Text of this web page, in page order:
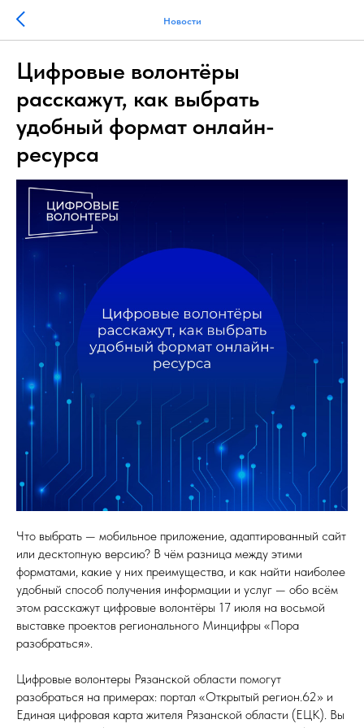
Новости
Цифровые волонтёры
расскажут, как выбрать
удобный формат онлайн-
ресурса
Что выбрать — мобильное приложение, адаптированный сайт
или десктопную версию? В чём разница между этими
форматами, какие у них преимущества, и как найти наиболее
удобный способ получения информации и услуг — обо всём
этом расскажут цифровые волонтёры 17 июля на восьмой
выставке проектов регионального Минцифры «Пора
разобраться».
Цифровые волонтеры Рязанской области помогут
разобраться на примерах: портал «Открытый регион.62» и
Единая цифровая карта жителя Рязанской области (ЕЦК). Вы